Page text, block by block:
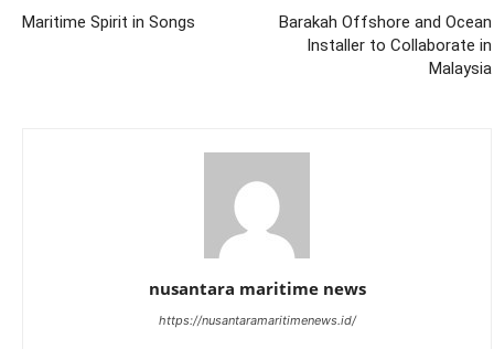
Maritime Spirit in Songs
Barakah Offshore and Ocean
Installer to Collaborate in
Malaysia
nusantara maritime news
https://nusantaramaritimenews.id/